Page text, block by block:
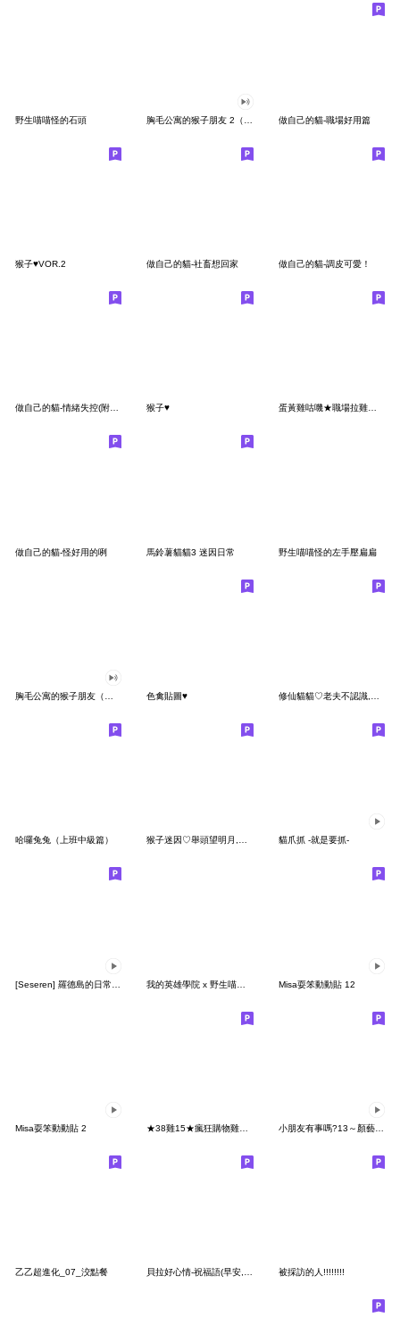
野生喵喵怪的石頭 做自己的貓-職場好用篇
猴子♥VOR.2 做自己的貓-社畜想回家 做自己的貓-調皮可愛！
做自己的貓-情緒失控(附迷因) 猴子♥ 蛋黃雞咕嘰★職場拉雞人生★
做自己的貓-怪好用的咧 馬鈴薯貓貓3 迷因日常 野生喵喵怪的左手壓扁扁
色禽貼圖♥
哈囉兔兔（上班中級篇） 猴子迷因♡舉頭望明月,低頭吃香蕉 貓爪抓 -就是要抓-
Misa耍笨動動貼 12
Misa耍笨動動貼 2 小朋友有事嗎?13～顏藝系小朋友嗨起來!
乙乙超進化_07_洨點餐 貝拉好心情-祝福語(早安,午安,晚安) 被採訪的人!!!!!!!!